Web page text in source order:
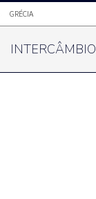
GRÉCIA
INTERCÂMBIO